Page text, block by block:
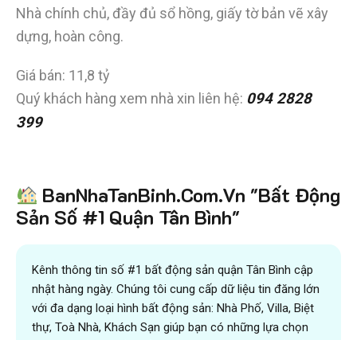
Nhà chính chủ, đầy đủ sổ hồng, giấy tờ bản vẽ xây
dựng, hoàn công.
Giá bán: 11,8 tỷ
Quý khách hàng xem nhà xin liên hệ: 094 2828
399
Tiết kiệmhơn 90% thời gian , mua bán được nhanh hơn
và kiếm được nhiều tiền hơn với sự trợ giúp đắc lực của
đội ngũ chuyên gia VICTORY REAL
Trên 10.500 Khách Hàng Đã Tìm Mua
Nhanh
BanNhaTanBinh.Com.Vn "Bất Động
Sản Số #1 Quận Tân Bình"
Kênh thông tin số #1 bất động sản quận Tân Bình cập
nhật hàng ngày. Chúng tôi cung cấp dữ liệu tin đăng lớn
với đa dạng loại hình bất động sản: Nhà Phố, Villa, Biệt
thự, Toà Nhà, Khách Sạn giúp bạn có những lựa chọn